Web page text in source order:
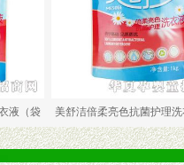
美舒洁倍柔亮色抗菌护理洗衣液（袋